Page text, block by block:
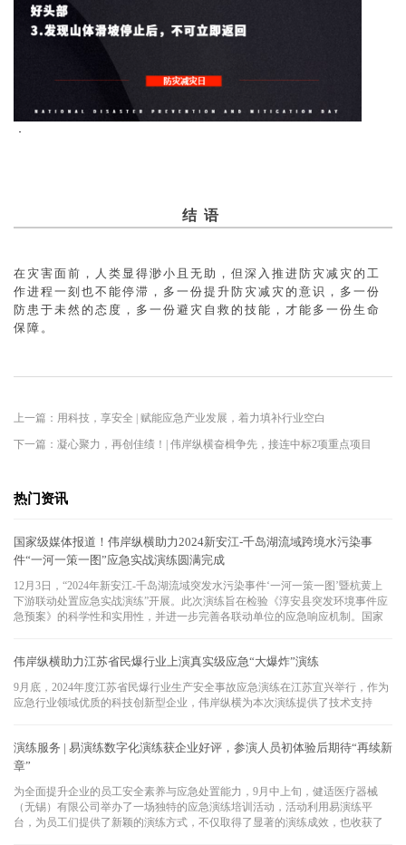
结 语
在灾害面前，人类显得渺小且无助，但深入推进防灾减灾的工
作进程一刻也不能停滞，多一份提升防灾减灾的意识，多一份
防患于未然的态度，多一份避灾自救的技能，才能多一份生命
保障。
上一篇：用科技，享安全 | 赋能应急产业发展，着力填补行业空白
下一篇：凝心聚力，再创佳绩！| 伟岸纵横奋楫争先，接连中标2项重点项目
热门资讯
国家级媒体报道！伟岸纵横助力2024新安江-千岛湖流域跨境水污染事
件“一河一策一图”应急实战演练圆满完成
12月3日，“2024年新安江-千岛湖流域突发水污染事件‘一河一策一图’暨杭黄上
下游联动处置应急实战演练”开展。此次演练旨在检验《淳安县突发环境事件应
急预案》的科学性和实用性，并进一步完善各联动单位的应急响应机制。国家
伟岸纵横助力江苏省民爆行业上演真实级应急“大爆炸”演练
9月底，2024年度江苏省民爆行业生产安全事故应急演练在江苏宜兴举行，作为
应急行业领域优质的科技创新型企业，伟岸纵横为本次演练提供了技术支持
演练服务 | 易演练数字化演练获企业好评，参演人员初体验后期待“再续新
章”
为全面提升企业的员工安全素养与应急处置能力，9月中上旬，健适医疗器械
（无锡）有限公司举办了一场独特的应急演练培训活动，活动利用易演练平
台，为员工们提供了新颖的演练方式，不仅取得了显著的演练成效，也收获了